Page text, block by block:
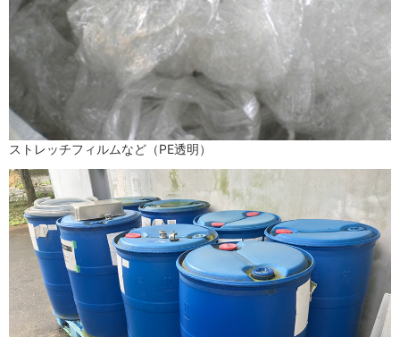
ストレッチフィルムなど（PE透明）